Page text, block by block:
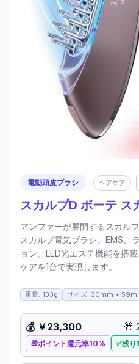
電動頭皮ブラシ ヘアケア
スカルプD ボーテ ス
アンファーが展開するスカル
スカルプ電気ブラシ。EMS、
ョン、LED光エステ機能を搭
ケアを1台で実現します。
重量: 133g サイズ: 30mm ×
💰 ￥23,300 🎁
ポイント還元率10% 残り